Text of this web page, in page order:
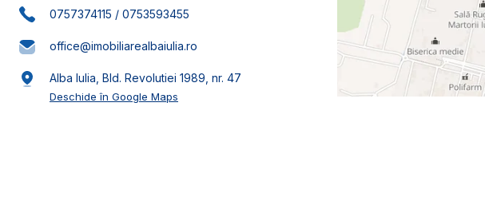
0757374115 / 0753593455
office@imobiliarealbaiulia.ro
Alba Iulia, Bld. Revolutiei 1989, nr. 47
Deschide în Google Maps